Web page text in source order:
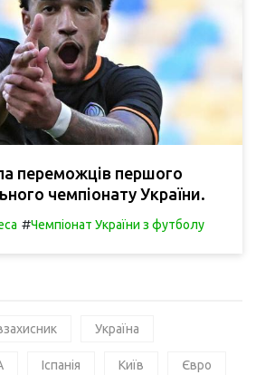
переможців першого
чемпіонату України.
#Чемпіонат України з футболу
Україна
Іспанія Київ Євро